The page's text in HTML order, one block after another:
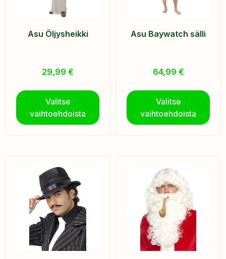
Asu Öljysheikki
29,99 €
Valitse
vaihtoehdoista
Asu Baywatch sälli
64,99 €
Valitse
vaihtoehdoista